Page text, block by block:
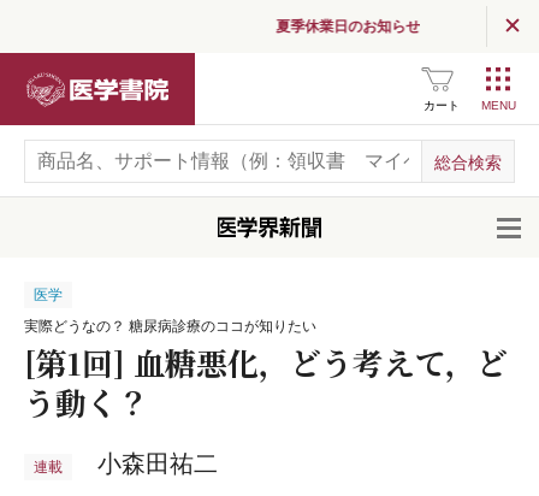
夏季休業日のお知らせ
カート
医学
実際どうなの？ 糖尿病診療のココが知りたい
[第1回] 血糖悪化，どう考えて，ど
う動く？
連載 小森田祐二